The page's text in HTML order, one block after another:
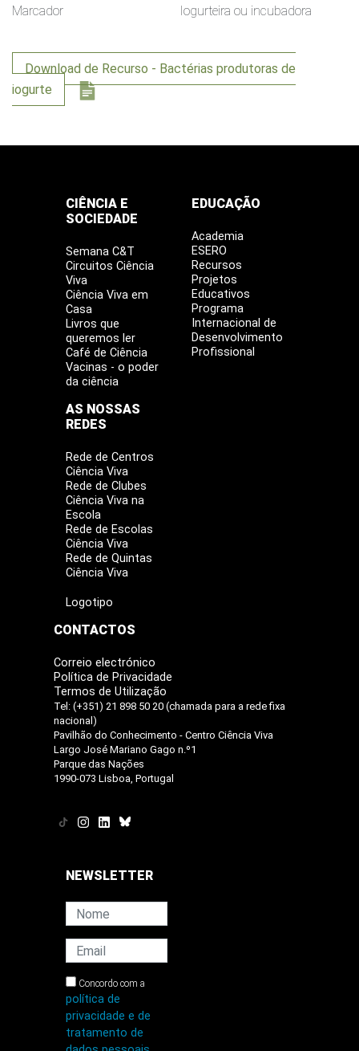
Marcador
Iogurteira ou incubadora
Download de Recurso - Bactérias produtoras de
iogurte
CIÊNCIA E
SOCIEDADE
Semana C&T
Circuitos Ciência
Viva
Ciência Viva em
Casa
Livros que
queremos ler
Café de Ciência
Vacinas - o poder
da ciência
EDUCAÇÃO
Academia
ESERO
Recursos
Projetos
Educativos
Programa
Internacional de
Desenvolvimento
Profissional
AS NOSSAS
REDES
Rede de Centros
Ciência Viva
Rede de Clubes
Ciência Viva na
Escola
Rede de Escolas
Ciência Viva
Rede de Quintas
Ciência Viva
Logotipo
CONTACTOS
Correio electrónico
Política de Privacidade
Termos de Utilização
Tel: (+351) 21 898 50 20 (chamada para a rede fixa
nacional)
Pavilhão do Conhecimento - Centro Ciência Viva
Largo José Mariano Gago n.º1
Parque das Nações
1990-073 Lisboa, Portugal
NEWSLETTER
Concordo com a
política de
privacidade e de
tratamento de